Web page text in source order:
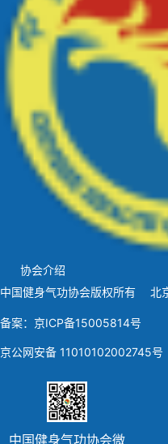
协会介绍
中国健身气功协会版权所有 北
备案：京ICP备15005814号
京公网安备 11010102002745号
中国健身气功协会微